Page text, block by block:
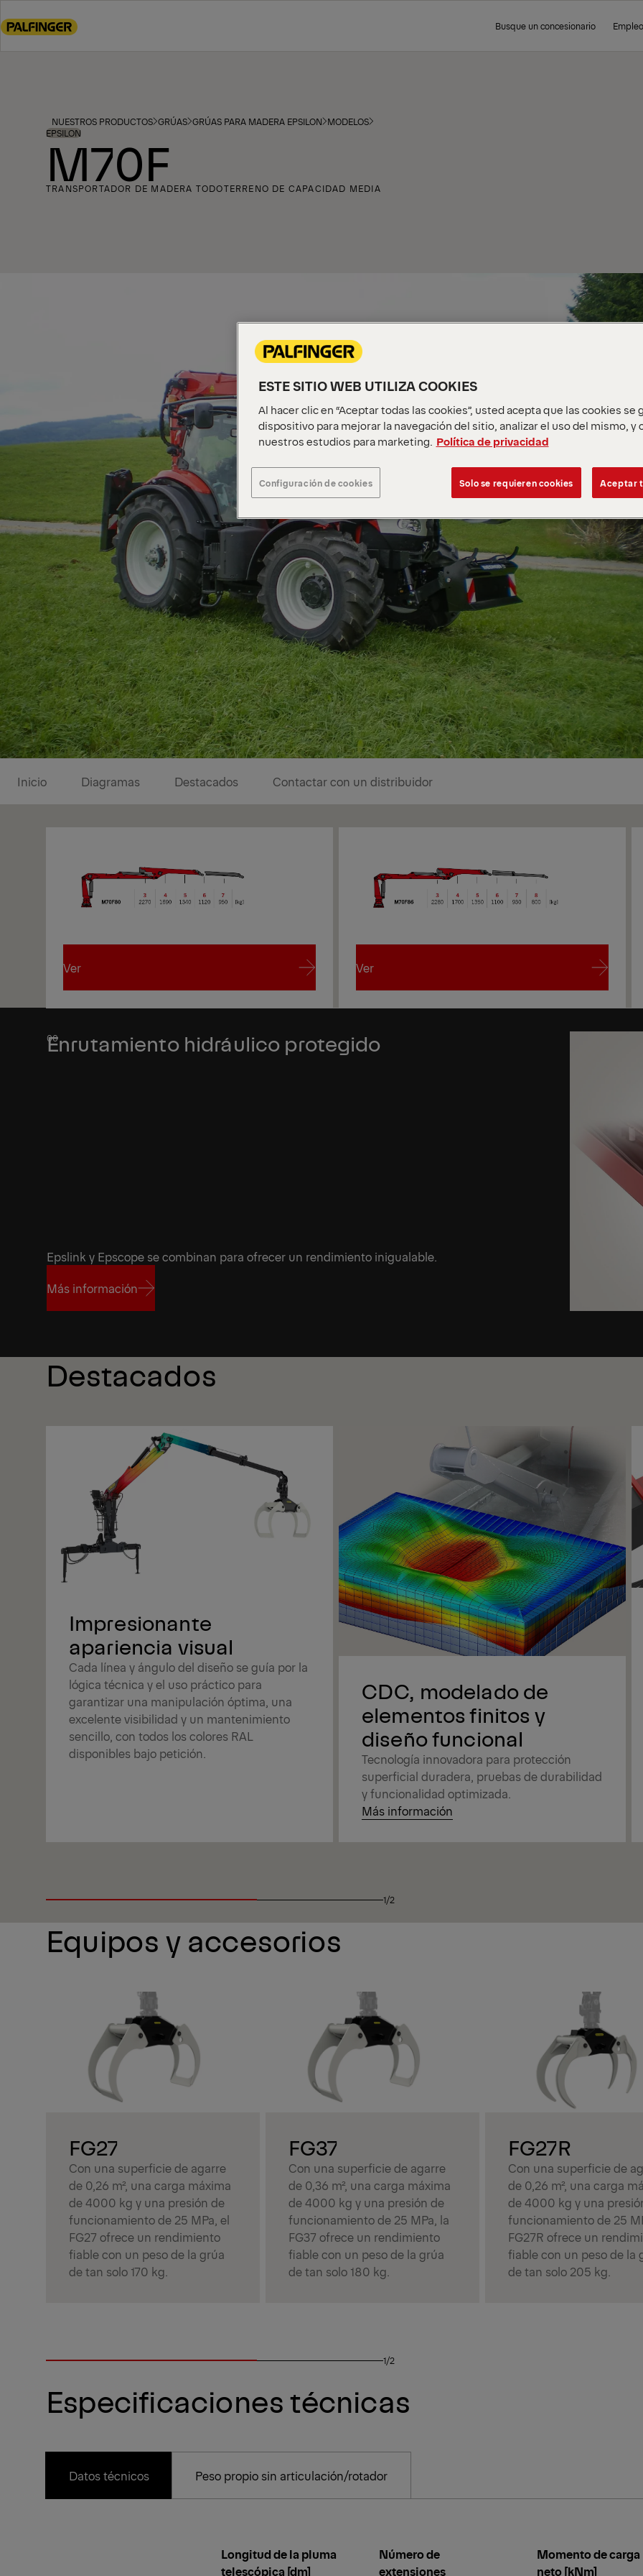
to
Busque un concesionario Empleo
NUESTROS PRODUCTOS GRÚAS GRÚAS PARA MADERA EPSILON MODELOS
EPSILON
M70F
TRANSPORTADOR DE MADERA TODOTERRENO DE CAPACIDAD MEDIA
Inicio Diagramas Destacados Contactar con un distribuidor
Diagramas
Ver
Ver
Ver
Ver
Enrutamiento hidráulico protegido
Epslink y Epscope se combinan para ofrecer un rendimiento inigualable.
Más información
Destacados
Impresionante
apariencia visual
Cada línea y ángulo del diseño se guía por la
lógica técnica y el uso práctico para
garantizar una manipulación óptima, una
excelente visibilidad y un mantenimiento
sencillo, con todos los colores RAL
disponibles bajo petición.
CDC, modelado de
elementos finitos y
diseño funcional
Tecnología innovadora para protección
superficial duradera, pruebas de durabilidad
y funcionalidad optimizada.
Más información
1/2
Equipos y accesorios
FG27
Con una superficie de agarre
de 0,26 m², una carga máxima
de 4000 kg y una presión de
funcionamiento de 25 MPa, el
FG27 ofrece un rendimiento
fiable con un peso de la grúa
de tan solo 170 kg.
FG37
Con una superficie de agarre
de 0,36 m², una carga máxima
de 4000 kg y una presión de
funcionamiento de 25 MPa, la
FG37 ofrece un rendimiento
fiable con un peso de la grúa
de tan solo 180 kg.
FG27R
Con una superficie de
de 0,26 m², una carga
de 4000 kg y una
funcionamiento de 25
FG27R ofrece un
fiable con un peso de la
de tan solo 205 kg.
1/2
Especificaciones técnicas
Datos técnicos Peso propio sin articulación/rotador
Longitud de la pluma
telescópica [dm]
Número de
extensiones
Momento de carga
neto [kNm]
ESTE SITIO WEB UTILIZA COOKIES
Al hacer clic en “Aceptar todas las cookies”, usted acepta que las cookies se
dispositivo para mejorar la navegación del sitio, analizar el uso del mismo, y
nuestros estudios para marketing. Política de privacidad
Configuración de cookies Solo se requieren cookies Aceptar